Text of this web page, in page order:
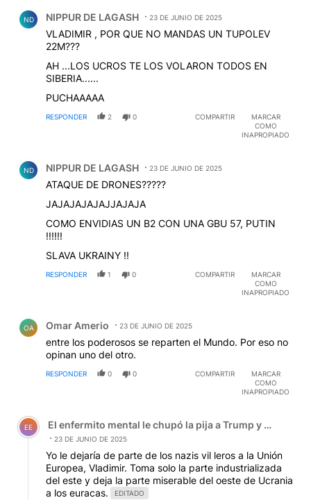
ND NIPPUR DE LAGASH 23 DE JUNIO DE 2025
VLADIMIR , POR QUE NO MANDAS UN TUPOLEV
22M???
AH ...LOS UCROS TE LOS VOLARON TODOS EN
SIBERIA......
PUCHAAAAA
RESPONDER 2 0 COMPARTIR
MARCAR
COMO
INAPROPIADO
ND NIPPUR DE LAGASH 23 DE JUNIO DE 2025
ATAQUE DE DRONES?????
JAJAJAJAJAJJAJAJA
COMO ENVIDIAS UN B2 CON UNA GBU 57, PUTIN
!!!!!!
SLAVA UKRAINY !!
RESPONDER 1 0 COMPARTIR
MARCAR
COMO
INAPROPIADO
OA Omar Amerio 23 DE JUNIO DE 2025
entre los poderosos se reparten el Mundo. Por eso no
opinan uno del otro.
RESPONDER 0 0 COMPARTIR
MARCAR
COMO
INAPROPIADO
Comentario de El enfermito mental le chupó la pija a
EE El enfermito mental le chupó la pija a Trump y el
23 DE JUNIO DE 2025
Yo le dejaría de parte de los nazis vil leros a la Unión
Europea, Vladimir. Toma solo la parte industrializada
del este y deja la parte miserable del oeste de Ucrania
a los euracas.
EDITADO